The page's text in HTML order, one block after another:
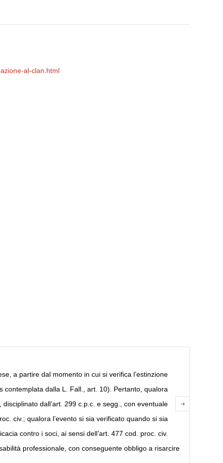
al-clan.html
a partire dal momento in cui si verifica l’estinzione
contemplata dalla L. Fall., art. 10). Pertanto, qualora
dall’art. 299 c.p.c. e segg., con eventuale
civ.; qualora l’evento si sia verificato quando si sia
contro i soci, ai sensi dell’art. 477 cod. proc. civ.
professionale, con conseguente obbligo a risarcire